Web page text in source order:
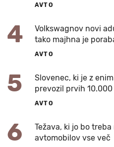
AVTO
4
Volkswagnov novi
tako majhna je
AVTO
5
Slovenec, ki je z
prevozil prvih
AVTO
6
Težava, ki jo bo
avtomobilov vse več